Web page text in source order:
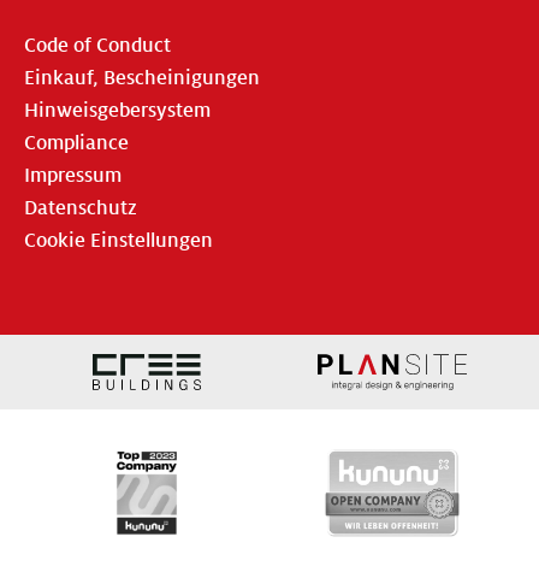
Code of Conduct
Einkauf, Bescheinigungen
Hinweisgebersystem
Compliance
Impressum
Datenschutz
Cookie Einstellungen